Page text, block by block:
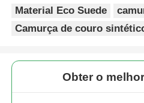
Material Eco Suede
Camurça de couro
Obter o